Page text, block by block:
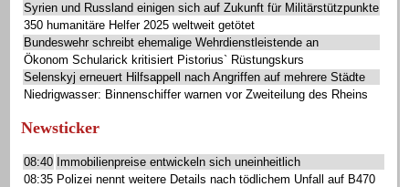
Syrien und Russland einigen sich auf Zukunft für Militärstützpunkte
350 humanitäre Helfer 2025 weltweit getötet
Bundeswehr schreibt ehemalige Wehrdienstleistende an
Ökonom Schularick kritisiert Pistorius` Rüstungskurs
Selenskyj erneuert Hilfsappell nach Angriffen auf mehrere Städte
Niedrigwasser: Binnenschiffer warnen vor Zweiteilung des Rheins
Newsticker
08:40 Immobilienpreise entwickeln sich uneinheitlich
08:35 Polizei nennt weitere Details nach tödlichem Unfall auf B470